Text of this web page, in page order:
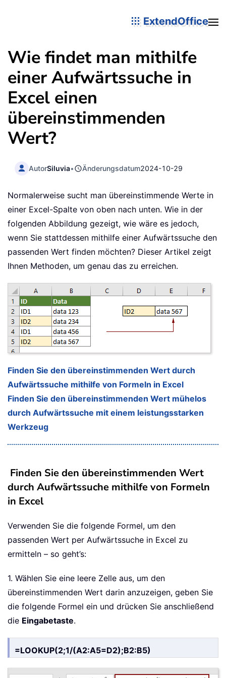
ExtendOffice
Wie findet man mithilfe
einer Aufwärtssuche in
Excel einen
übereinstimmenden
Wert?
AutorSiluvia• Änderungsdatum2024-10-29
Normalerweise sucht man übereinstimmende Werte in
einer Excel-Spalte von oben nach unten. Wie in der
folgenden Abbildung gezeigt, wie wäre es jedoch,
wenn Sie stattdessen mithilfe einer Aufwärtssuche den
passenden Wert finden möchten? Dieser Artikel zeigt
Ihnen Methoden, um genau das zu erreichen.
Finden Sie den übereinstimmenden Wert durch
Aufwärtssuche mithilfe von Formeln in Excel
Finden Sie den übereinstimmenden Wert mühelos
durch Aufwärtssuche mit einem leistungsstarken
Werkzeug
Finden Sie den übereinstimmenden Wert
durch Aufwärtssuche mithilfe von Formeln
in Excel
Verwenden Sie die folgende Formel, um den
passenden Wert per Aufwärtssuche in Excel zu
ermitteln – so geht’s:
1. Wählen Sie eine leere Zelle aus, um den
übereinstimmenden Wert darin anzuzeigen, geben Sie
die folgende Formel ein und drücken Sie anschließend
die Eingabetaste.
=LOOKUP(2;1/(A2:A5=D2);B2:B5)